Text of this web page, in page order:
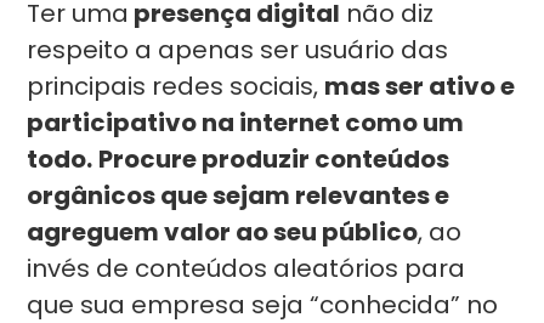
Ter uma presença digital não diz
respeito a apenas ser usuário das
principais redes sociais, mas ser ativo e
participativo na internet como um
todo. Procure produzir conteúdos
orgânicos que sejam relevantes e
agreguem valor ao seu público, ao
invés de conteúdos aleatórios para
que sua empresa seja “conhecida” no